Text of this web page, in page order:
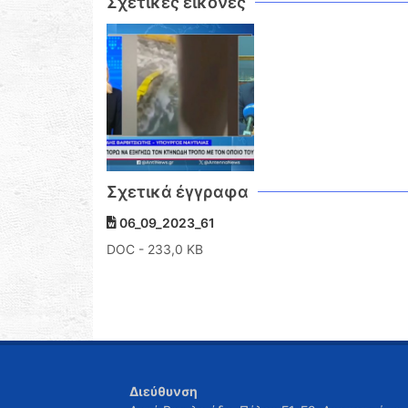
Σχετικά έγγραφα
06_09_2023_61
DOC - 233,0 KB
Διεύθυνση